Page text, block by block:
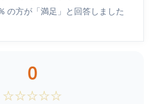
の方が「満足」と回答しました
0
☆☆☆☆☆